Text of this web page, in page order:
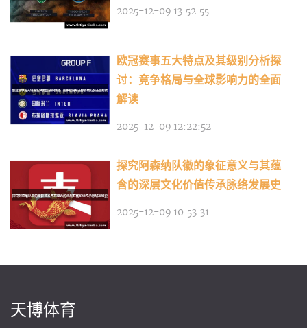
2025-12-09 13:52:55
欧冠赛事五大特点及其级别分析探
讨：竞争格局与全球影响力的全面
解读
2025-12-09 12:22:52
探究阿森纳队徽的象征意义与其蕴
含的深层文化价值传承脉络发展史
2025-12-09 10:53:31
天博体育